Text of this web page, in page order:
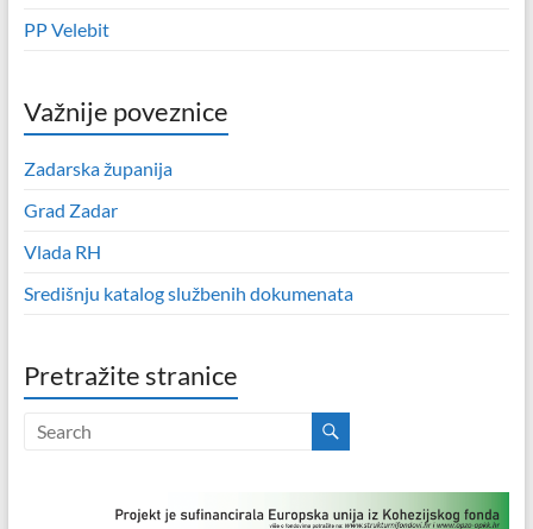
PP Velebit
Važnije poveznice
Zadarska županija
Grad Zadar
Vlada RH
Središnju katalog službenih dokumenata
Pretražite stranice